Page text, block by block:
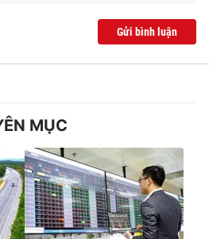
Gửi bình luận
MỤC